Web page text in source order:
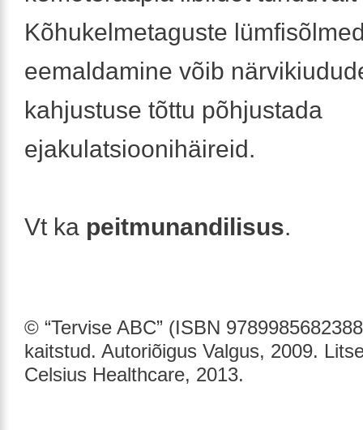
Kõhukelmetaguste
eemaldamine võib
kahjustuse tõttu põhjustada
ejakulatsioonihäireid.
Vt ka peitmunandilisus.
© “Tervise ABC” (ISBN
kaitstud. Autoriõigus Valgus, 2009.
Celsius Healthcare, 2013.